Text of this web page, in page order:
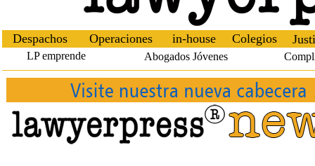
Despachos Operaciones in-house Colegios
LP emprende Abogados Jóvenes